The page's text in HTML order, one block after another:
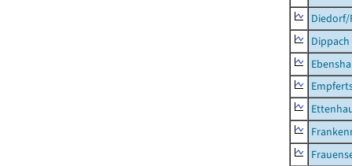
Dippach